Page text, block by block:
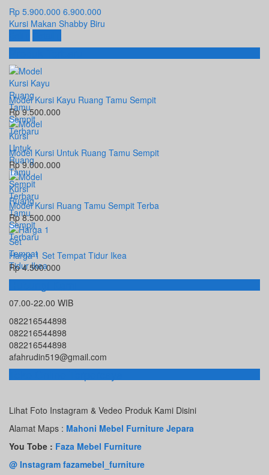
Rp 5.900.000 6.900.000
Kursi Makan Shabby Biru
Produk Terbaru
Model Kursi Kayu Ruang Tamu Sempit
Rp 9.500.000
Model Kursi Untuk Ruang Tamu Sempit
Rp 9.000.000
Model Kursi Ruang Tamu Sempit Terba
Rp 8.500.000
Harga 1 Set Tempat Tidur Ikea
Rp 4.500.000
Hubungi Kami
07.00-22.00 WIB
082216544898
082216544898
082216544898
afahrudin519@gmail.com
Toko Online Terpercaya
Lihat Foto Instagram & Vedeo Produk Kami Disini
Alamat Maps : Mahoni Mebel Furniture Jepara
You Tobe : Faza Mebel Furniture
@ Instagram fazamebel_furniture